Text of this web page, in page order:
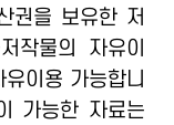
권을 보유한 저
작물의 자유이
이용 가능합니
가능한 자료는